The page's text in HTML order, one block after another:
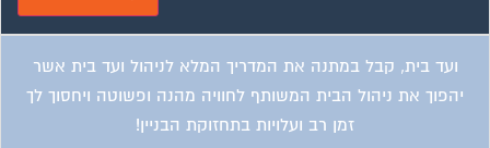
ועד בית, קבל במתנה את המדריך המלא לניהול ועד בית אשר
יהפוך את ניהול הבית המשותף לחוויה מהנה ופשוטה ויחסוך לך
זמן רב ועלויות בתחזוקת הבניין!